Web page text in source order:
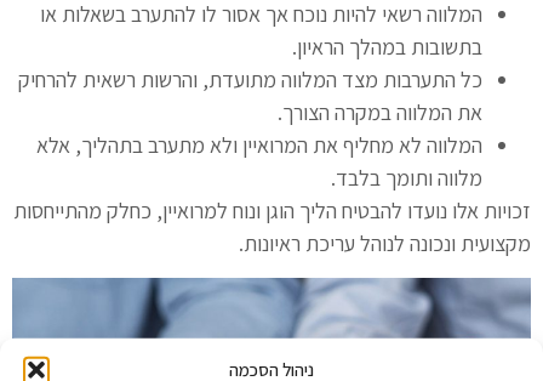
ניהול הסכמה
המלווה רשאי להיות נוכח אך אסור לו להתערב בשאלות או
בתשובות במהלך הראיון.
כל התערבות מצד המלווה מתועדת, והרשות רשאית להרחיק
את המלווה במקרה הצורך.
המלווה לא מחליף את המרואיין ולא מתערב בתהליך, אלא
מלווה ותומך בלבד.
זכויות אלו נועדו להבטיח הליך הוגן ונוח למרואיין, כחלק מהתייחסות
מקצועית ונכונה לנוהל עריכת ראיונות.